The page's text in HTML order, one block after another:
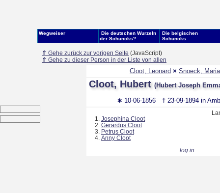
⇑ Gehe zurück zur vorigen Seite (JavaScript)
⇑ Gehe zu dieser Person in der Liste von allen
Cloot, Leonard × Snoeck,
Cloot, Hubert (Hubert Joseph
∗ 10-06-1856 † 23-09-1894 in
Josephina Cloot
Gerardus Cloot
Petrus Cloot
Anny Cloot
log in
Wegweiser
Die deutschen Wurzeln
der Schuncks?
Die belgischen
Schuncks